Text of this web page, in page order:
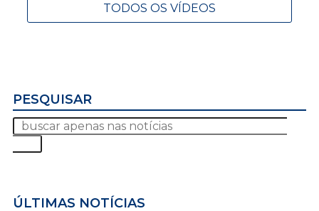
TODOS OS VÍDEOS
PESQUISAR
ÚLTIMAS NOTÍCIAS